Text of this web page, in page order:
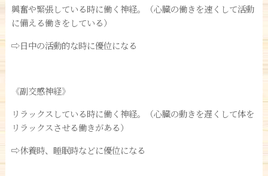
興奮や緊張している時に働く神経。（心臓の働きを速くして活動
に備える働きをしている）
⇨日中の活動的な時に優位になる
《副交感神経》
リラックスしている時に働く神経。（心臓の動きを遅くして体を
リラックスさせる働きがある）
⇨休養時、睡眠時などに優位になる